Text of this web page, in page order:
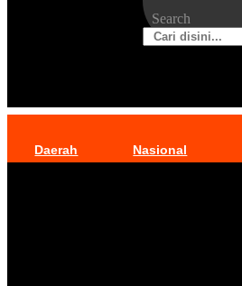
Search
Daerah Nasional